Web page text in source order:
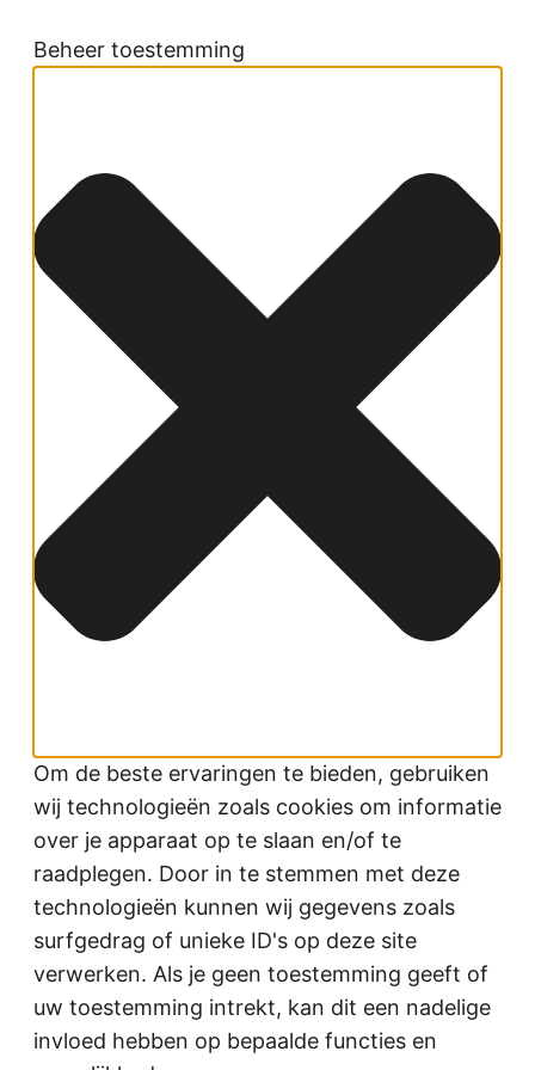
Beheer toestemming
Om de beste ervaringen te bieden, gebruiken
wij technologieën zoals cookies om informatie
over je apparaat op te slaan en/of te
raadplegen. Door in te stemmen met deze
technologieën kunnen wij gegevens zoals
surfgedrag of unieke ID's op deze site
verwerken. Als je geen toestemming geeft of
uw toestemming intrekt, kan dit een nadelige
invloed hebben op bepaalde functies en